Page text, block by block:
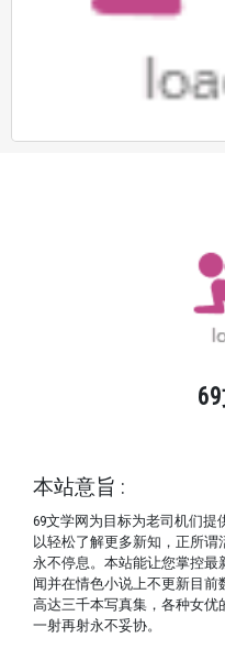
本站意旨 :
69文学网为目标为老司机们
以轻松了解更多新知，正所
永不停息。本站能让您掌控最
闻并在情色小说上不更新目
高达三千本写真集，各种女优
一射再射永不妥协。